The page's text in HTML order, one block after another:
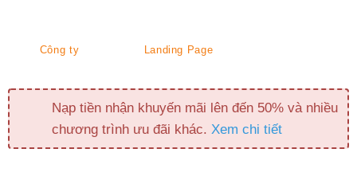
Công ty Landing Page
Nạp tiền nhận khuyến mãi lên đến 50% và nhiều
chương trình ưu đãi khác. Xem chi tiết